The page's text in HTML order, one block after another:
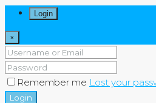
Login
×
Remember me Lost your
Login